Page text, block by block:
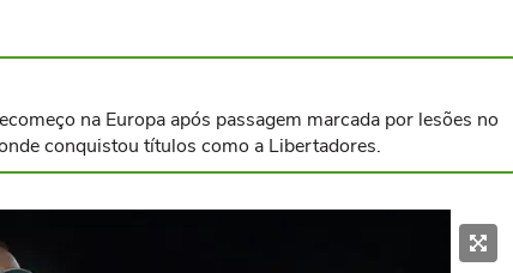
na Europa após passagem marcada por lesões no
conquistou títulos como a Libertadores.